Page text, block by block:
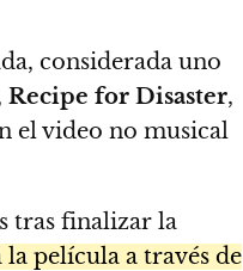
considerada uno
Recipe for Disaster,
el video no musical
tras finalizar la
película a través de